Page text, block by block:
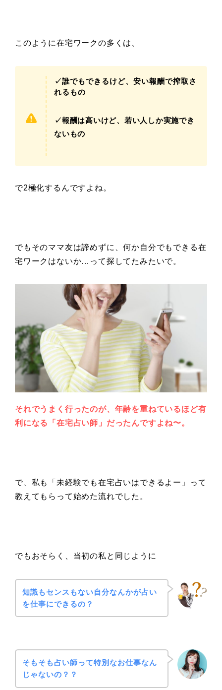
このように在宅ワークの多くは、
✓誰でもできるけど、安い報酬で搾取さ
れるもの
✓報酬は高いけど、若い人しか実施でき
ないもの
で2極化するんですよね。
でもそのママ友は諦めずに、何か自分でもできる在
宅ワークはないか…って探してたみたいで。
それでうまく行ったのが、年齢を重ねているほど有
利になる「在宅占い師」だったんですよね〜。
で、私も「未経験でも在宅占いはできるよー」って
教えてもらって始めた流れでした。
でもおそらく、当初の私と同じように
知識もセンスもない自分なんかが占い
を仕事にできるの？
そもそも占い師って特別なお仕事なん
じゃないの？？